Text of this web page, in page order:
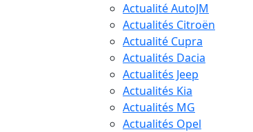
Actualité AutoJM
Actualités Citroën
Actualité Cupra
Actualités Dacia
Actualités Jeep
Actualités Kia
Actualités MG
Actualités Opel